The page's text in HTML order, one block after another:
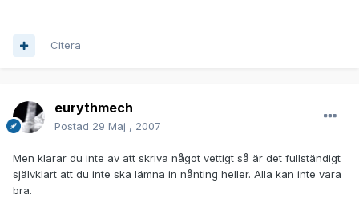
Citera
eurythmech
Postad 29 Maj , 2007
Men klarar du inte av att skriva något vettigt så är det fullständigt
självklart att du inte ska lämna in nånting heller. Alla kan inte vara
bra.